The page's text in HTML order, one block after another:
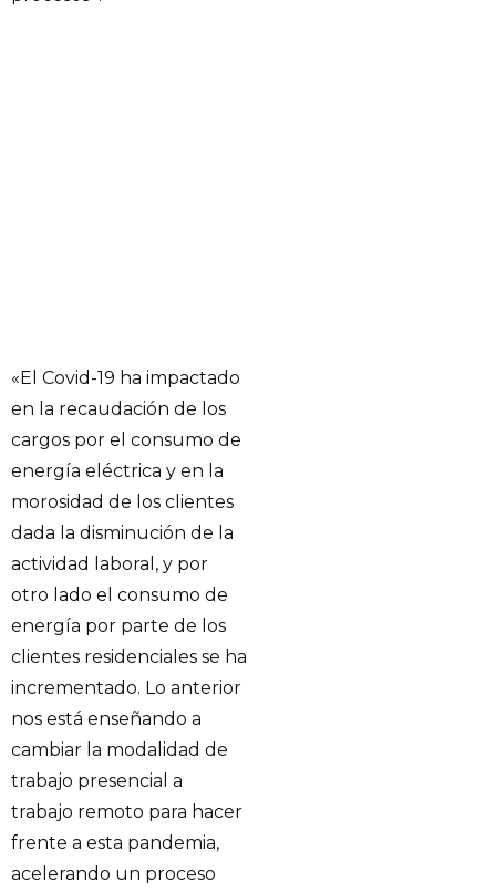
«El Covid-19 ha impactado
en la recaudación de los
cargos por el consumo de
energía eléctrica y en la
morosidad de los clientes
dada la disminución de la
actividad laboral, y por
otro lado el consumo de
energía por parte de los
clientes residenciales se ha
incrementado. Lo anterior
nos está enseñando a
cambiar la modalidad de
trabajo presencial a
trabajo remoto para hacer
frente a esta pandemia,
acelerando un proceso